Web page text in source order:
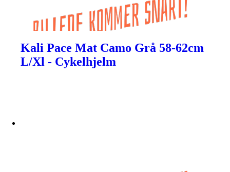
Kali Pace Mat Camo Grå 58-62cm
L/Xl - Cykelhjelm